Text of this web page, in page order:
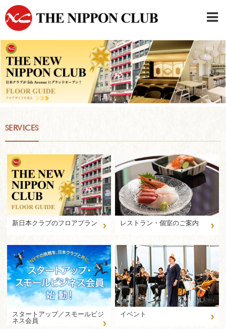
SERVICES
新日本クラブのフロアプラン › レストラン・個室のご案内 ›
スタートアップ／スモールビジ
ネス会員 ›
イベント ›
JAPANESE| ENGLISH
日本クラブメンバーログイン
連絡先・駐車場
はじめてご利用の方はこちら
›